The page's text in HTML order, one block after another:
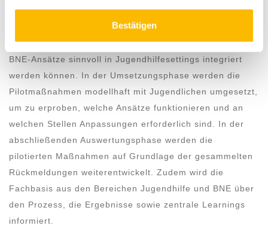
Bestätigen
In der Konzipierungsphase werden Pilotmaßnahmen
entwickelt und Bedarfe erhoben, um zu ermitteln, wie
BNE-Ansätze sinnvoll in Jugendhilfesettings integriert
werden können. In der Umsetzungsphase werden die
Pilotmaßnahmen modellhaft mit Jugendlichen umgesetzt,
um zu erproben, welche Ansätze funktionieren und an
welchen Stellen Anpassungen erforderlich sind. In der
abschließenden Auswertungsphase werden die
pilotierten Maßnahmen auf Grundlage der gesammelten
Rückmeldungen weiterentwickelt. Zudem wird die
Fachbasis aus den Bereichen Jugendhilfe und BNE über
den Prozess, die Ergebnisse sowie zentrale Learnings
informiert.